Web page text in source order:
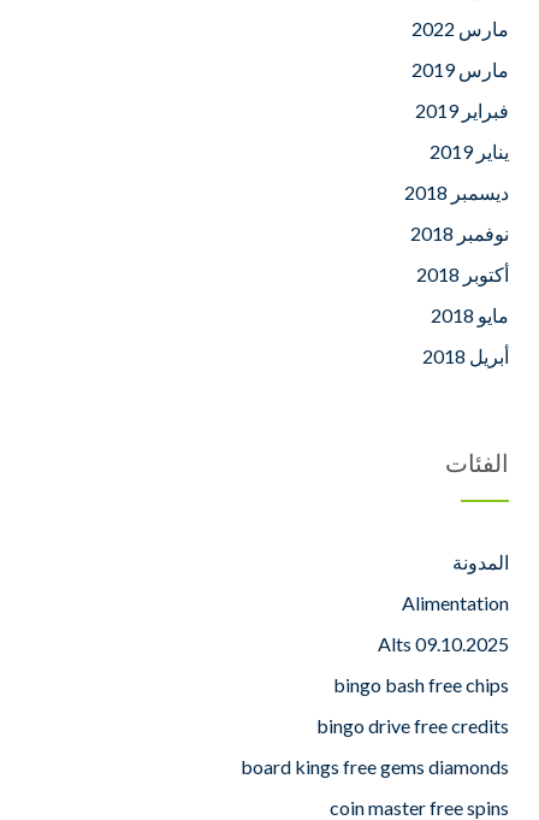
مارس 2022
مارس 2019
فبراير 2019
يناير 2019
ديسمبر 2018
نوفمبر 2018
أكتوبر 2018
مايو 2018
أبريل 2018
الفئات
المدونة
Alimentation
Alts 09.10.2025
bingo bash free chips
bingo drive free credits
board kings free gems diamonds
coin master free spins